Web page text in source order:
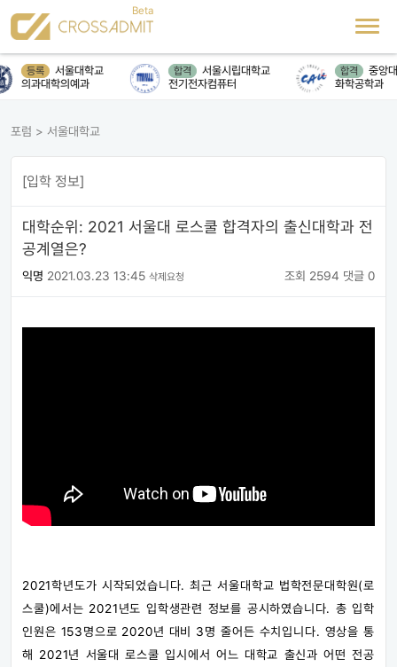
등록
서울대학교
의과대학의예과
합격
서울시립대학교
전기전자컴퓨터
합격
중앙
화학공학과
포럼 > 서울대학교
[입학 정보]
대학순위: 2021 서울대 로스쿨 합격자의 출신대학과 전
공계열은?
익명 2021.03.23 13:45 삭제요청 조회 2594 댓글 0
2021학년도가 시작되었습니다. 최근 서울대학교 법학전문대학원(로
스쿨)에서는 2021년도 입학생관련 정보를 공시하였습니다. 총 입학
인원은 153명으로 2020년 대비 3명 줄어든 수치입니다. 영상을 통
해 2021년 서울대 로스쿨 입시에서 어느 대학교 출신과 어떤 전공